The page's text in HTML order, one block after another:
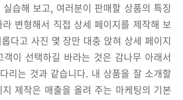
습해 보고, 여러분이 판매할 상품의 특징
변형해서 직접 상세 페이지를 제작해 보
다고 사진 몇 장만 대충 앉혀 상세 페이지
이 선택하길 바라는 것은 감나무 아래서
리는 것과 같습니다. 내 상품을 잘 소개할
제작은 매출을 올려 주는 마케팅의 기본